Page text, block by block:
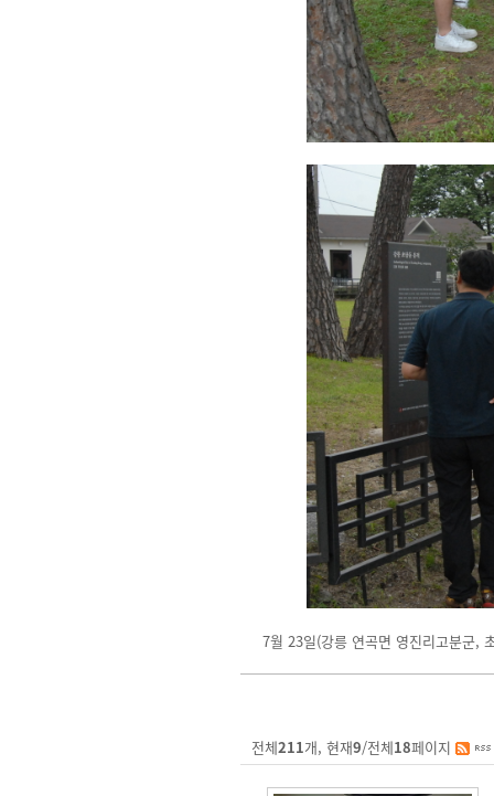
7월 23일(강릉 연곡면 영진리고분군,
전체211개, 현재9/전체18페이지